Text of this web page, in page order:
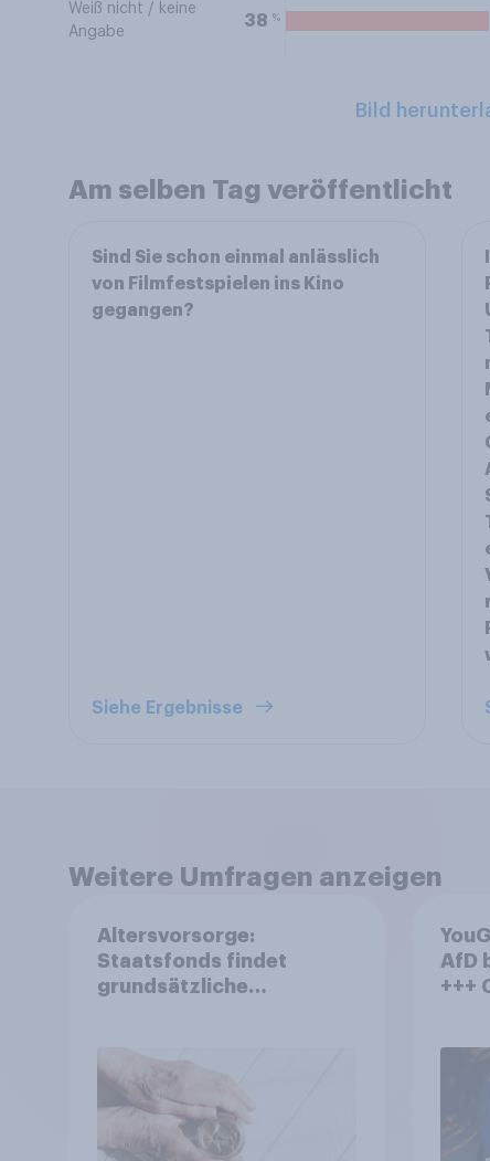
Weiß nicht / keine
Angabe
38 %
Bild
Am selben Tag veröffentlicht
Sind Sie schon einmal anlässlich
von Filmfestspielen ins Kino
gegangen?
Siehe Ergebnisse
Weitere Umfragen anzeigen
Altersvorsorge:
Staatsfonds findet
grundsätzliche
entscheiden über die
Akzeptanz
AfD
+++ CDU/CSU und SPD
WM